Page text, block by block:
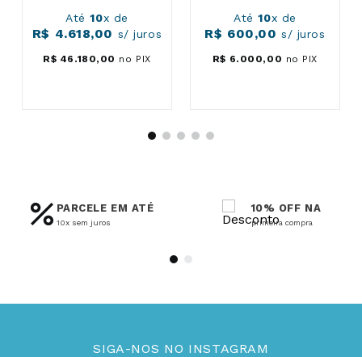
Até10x de
R$ 4.618,00 s/ juros
R$ 46 .180, 00 no PIX
Até10x de
R$ 600,00 s/ juros
R$ 6. 000, 00 no PIX
PARCELE EM ATÉ
10x sem juros
10% OFF NA
primeira compra
SIGA-NOS NO INSTAGRAM